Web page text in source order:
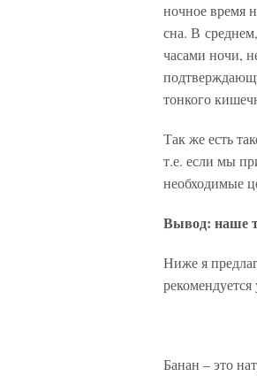
ночное время
сна. В
часами ночи,
тонкого
Так же есть
т.е. если мы
необходимые
Вывод: наше
Ниже я
Банан – это